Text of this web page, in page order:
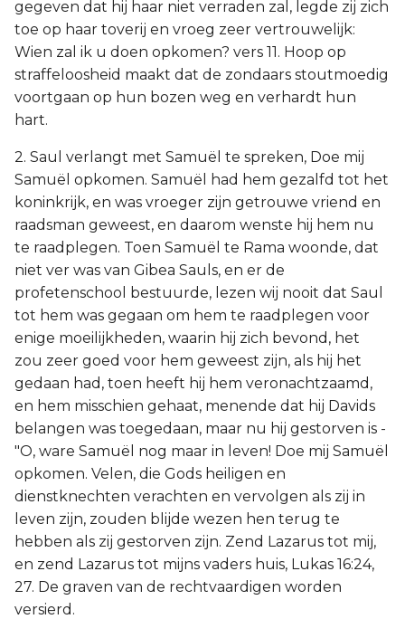
gegeven dat hij haar niet verraden zal, legde zij zich
toe op haar toverij en vroeg zeer vertrouwelijk:
Wien zal ik u doen opkomen? vers 11. Hoop op
straffeloosheid maakt dat de zondaars stoutmoedig
voortgaan op hun bozen weg en verhardt hun
hart.
2. Saul verlangt met Samuël te spreken, Doe mij
Samuël opkomen. Samuël had hem gezalfd tot het
koninkrijk, en was vroeger zijn getrouwe vriend en
raadsman geweest, en daarom wenste hij hem nu
te raadplegen. Toen Samuël te Rama woonde, dat
niet ver was van Gibea Sauls, en er de
profetenschool bestuurde, lezen wij nooit dat Saul
tot hem was gegaan om hem te raadplegen voor
enige moeilijkheden, waarin hij zich bevond, het
zou zeer goed voor hem geweest zijn, als hij het
gedaan had, toen heeft hij hem veronachtzaamd,
en hem misschien gehaat, menende dat hij Davids
belangen was toegedaan, maar nu hij gestorven is -
"O, ware Samuël nog maar in leven! Doe mij Samuël
opkomen. Velen, die Gods heiligen en
dienstknechten verachten en vervolgen als zij in
leven zijn, zouden blijde wezen hen terug te
hebben als zij gestorven zijn. Zend Lazarus tot mij,
en zend Lazarus tot mijns vaders huis, Lukas 16:24,
27. De graven van de rechtvaardigen worden
versierd.